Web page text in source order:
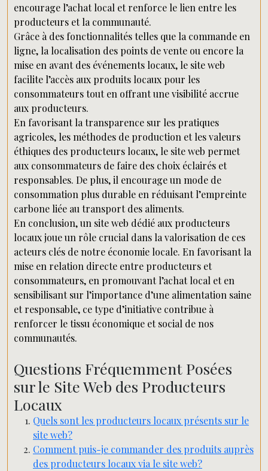
encourage l’achat local et renforce le lien entre les
producteurs et la communauté.
Grâce à des fonctionnalités telles que la commande en
ligne, la localisation des points de vente ou encore la
mise en avant des événements locaux, le site web
facilite l’accès aux produits locaux pour les
consommateurs tout en offrant une visibilité accrue
aux producteurs.
En favorisant la transparence sur les pratiques
agricoles, les méthodes de production et les valeurs
éthiques des producteurs locaux, le site web permet
aux consommateurs de faire des choix éclairés et
responsables. De plus, il encourage un mode de
consommation plus durable en réduisant l’empreinte
carbone liée au transport des aliments.
En conclusion, un site web dédié aux producteurs
locaux joue un rôle crucial dans la valorisation de ces
acteurs clés de notre économie locale. En favorisant la
mise en relation directe entre producteurs et
consommateurs, en promouvant l’achat local et en
sensibilisant sur l’importance d’une alimentation saine
et responsable, ce type d’initiative contribue à
renforcer le tissu économique et social de nos
communautés.
Questions Fréquemment Posées
sur le Site Web des Producteurs
Locaux
Quels sont les producteurs locaux présents sur le
site web?
Comment puis-je commander des produits auprès
des producteurs locaux via le site web?